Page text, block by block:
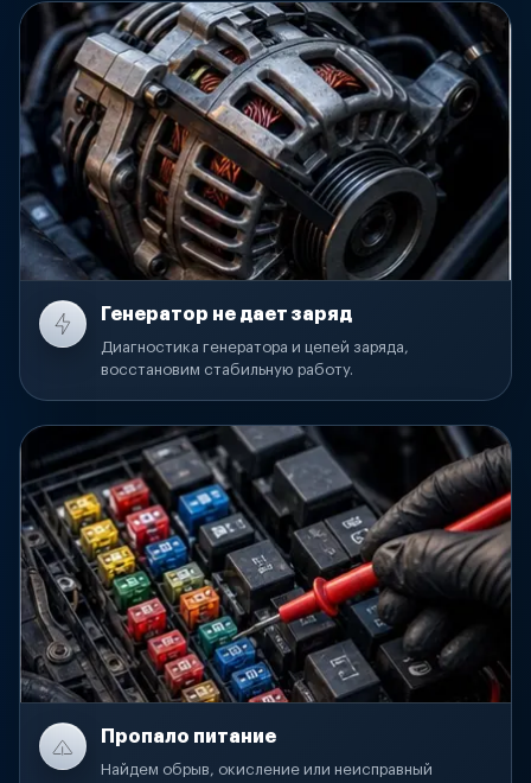
Генератор не дает заряд
Диагностика генератора и цепей заряда,
восстановим стабильную работу.
Пропало питание
Найдем обрыв, окисление или неисправный